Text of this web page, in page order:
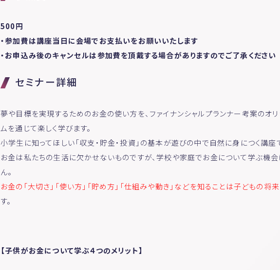
500円
・参加費は講座当日に会場でお支払いをお願いいたします
・お申込み後のキャンセルは参加費を頂戴する場合がありますのでご了承ください
セミナー詳細
夢や目標を実現するためのお金の使い方を、ファイナンシャルプランナー考案のオ
ムを通じて楽しく学びます。
小学生に知ってほしい「収支・貯金・投資」の基本が遊びの中で自然に身につく講座
お金は私たちの生活に欠かせないものですが、学校や家庭でお金について学ぶ機
ん。
お金の「大切さ」「使い方」「貯め方」「仕組みや動き」などを知ることは子どもの将
す。
【子供がお金について学ぶ４つのメリット】